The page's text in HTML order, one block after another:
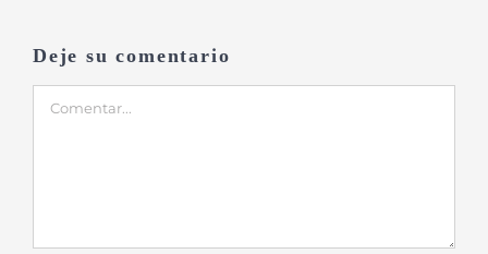
Deje su comentario
Comentar